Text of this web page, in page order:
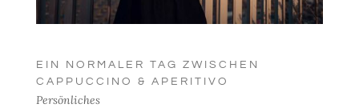
EIN NORMALER TAG ZWISCHEN
CAPPUCCINO & APERITIVO
Persönliches